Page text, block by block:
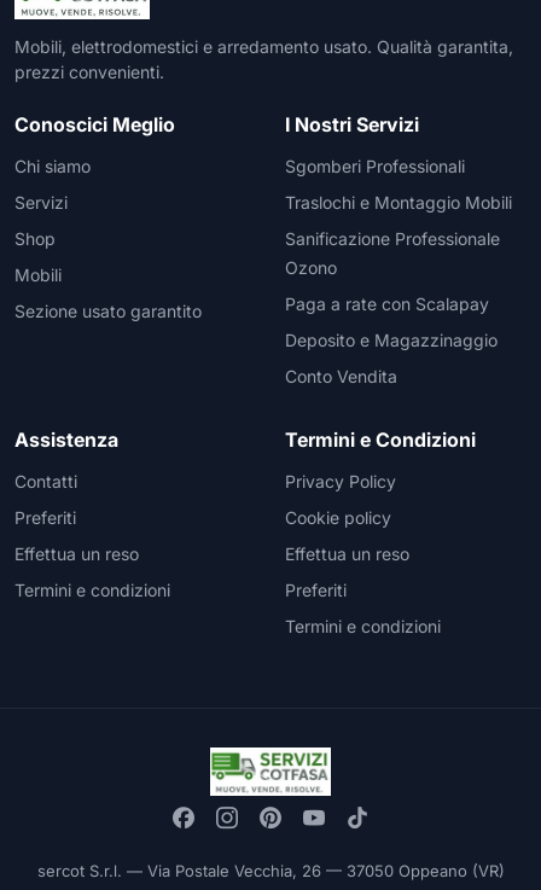
Mobili, elettrodomestici e arredamento usato. Qualità garantita,
prezzi convenienti.
Conoscici Meglio
Chi siamo
Servizi
Shop
Mobili
Sezione usato garantito
I Nostri Servizi
Sgomberi Professionali
Traslochi e Montaggio Mobili
Sanificazione Professionale
Ozono
Paga a rate con Scalapay
Deposito e Magazzinaggio
Conto Vendita
Assistenza
Contatti
Preferiti
Effettua un reso
Termini e condizioni
Termini e Condizioni
Privacy Policy
Cookie policy
Effettua un reso
Preferiti
Termini e condizioni
sercot S.r.l. — Via Postale Vecchia, 26 — 37050 Oppeano (VR)